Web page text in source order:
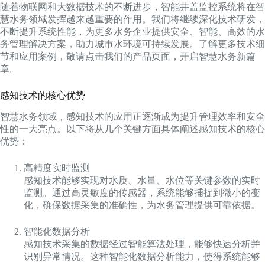
随着物联网和大数据技术的不断进步，智能井盖监控系统将在智
慧水务领域发挥越来越重要的作用。我们将继续深化技术研发，
不断提升系统性能，为更多水务企业提供安全、智能、高效的水
务管理解决方案，助力城市水环境可持续发展。了解更多技术细
节和应用案例，敬请点击我们的产品页面，开启智慧水务新篇
章。
感知技术的核心优势
智慧水务领域，感知技术的应用正逐渐成为提升管理效率和安全
性的一大亮点。以下将从几个关键方面具体阐述感知技术的核心
优势：
高精度实时监测
感知技术能够实现对水质、水量、水位等关键参数的实时
监测。通过高灵敏度的传感器，系统能够捕捉到微小的变
化，确保数据采集的准确性，为水务管理提供可靠依据。
智能化数据分析
感知技术采集的数据经过智能算法处理，能够快速分析并
识别异常情况。这种智能化数据分析能力，使得系统能够